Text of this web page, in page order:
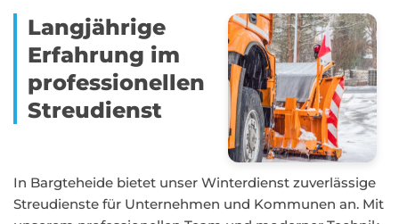
Langjährige
Erfahrung im
professionellen
Streudienst
In Bargteheide bietet unser Winterdienst zuverlässige
Streudienste für Unternehmen und Kommunen an. Mit